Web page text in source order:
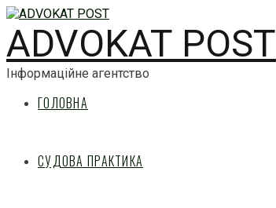
ADVOKAT POST
Інформаційне агентство
ГОЛОВНА
СУДОВА ПРАКТИКА